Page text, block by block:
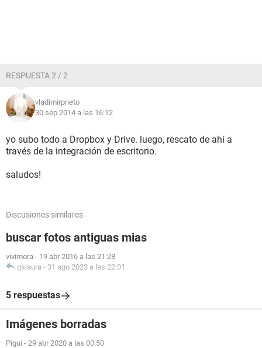
RESPUESTA 2 / 2
vladimirprieto
30 sep 2014 a las 16:12
yo subo todo a Dropbox y Drive. luego, rescato de ahí a
través de la integración de escritorio.
saludos!
Discusiones similares
buscar fotos antiguas mias
vivimora - 19 abr 2016 a las 21:28
gslaura - 31 ago 2023 a las 22:01
5 respuestas
Imágenes borradas
Pigui - 29 abr 2020 a las 00:50